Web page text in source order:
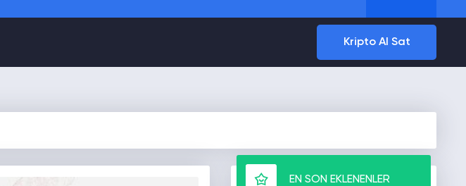
Kripto Al Sat
EN SON EKLENENLER